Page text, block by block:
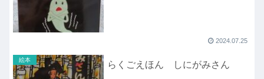
2024.07.25
絵本 らくごえほん しにがみさん